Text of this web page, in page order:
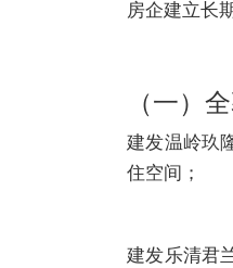
房企建立长
（一）
建发温岭玖
住空间；
建发乐清君